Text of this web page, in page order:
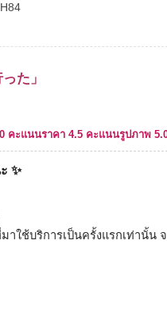
た」
คะแนนราคา 4.5 คะแนนรูปภาพ
✨️
าใช้บริการเป็นครั้งแรกเท่านั้น